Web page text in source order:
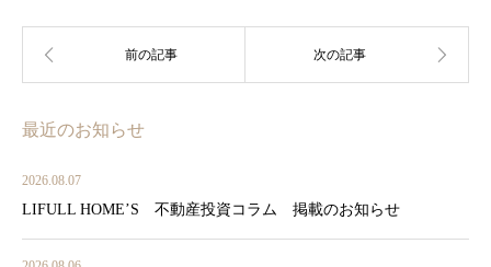
最近のお知らせ
2026.08.07
LIFULL HOME’S 不動産投資コラム 掲載のお知らせ